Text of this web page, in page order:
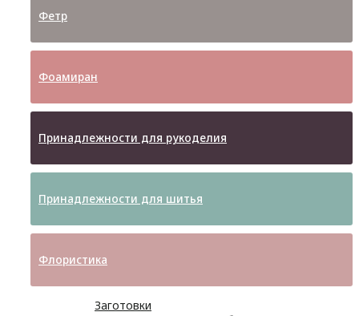
Фетр
Фоамиран
Принадлежности для рукоделия
Принадлежности для шитья
Флористика
Заготовки